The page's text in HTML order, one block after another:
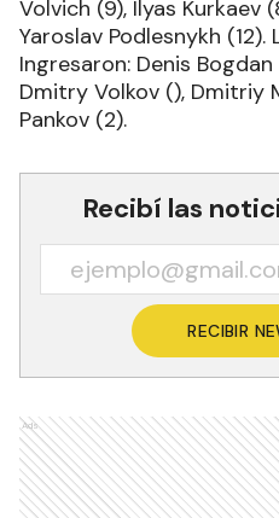
Volvich (9), Ilyas Kurkaev
Yaroslav Podlesnykh
Ingresaron: Denis
Dmitry Volkov (), Dmitriy
Pankov (2).
Recibí las
RECIBIR
Ads